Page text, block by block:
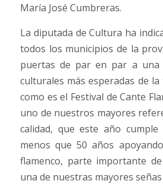
María José Cumbreras.
La diputada de Cultura ha
todos los municipios de la
puertas de par en par a una
culturales más esperadas de
como es el Festival de Cante
uno de nuestros mayores
calidad, que este año
menos que 50 años
flamenco, parte importante
una de nuestras mayores señas